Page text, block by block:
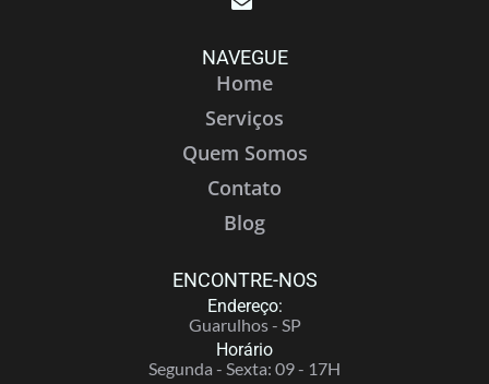
NAVEGUE
Home
Serviços
Quem Somos
Contato
Blog
ENCONTRE-NOS
Endereço:
Guarulhos - SP
Horário
Segunda - Sexta: 09 - 17H